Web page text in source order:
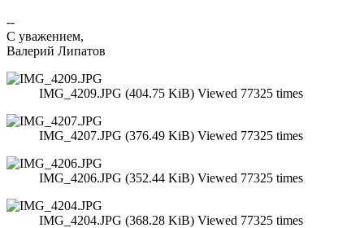
--
С уважением,
Валерий Липатов
IMG_4209.JPG (404.75 KiB) Viewed 77325 times
IMG_4207.JPG (376.49 KiB) Viewed 77325 times
IMG_4206.JPG (352.44 KiB) Viewed 77325 times
IMG_4204.JPG (368.28 KiB) Viewed 77325 times